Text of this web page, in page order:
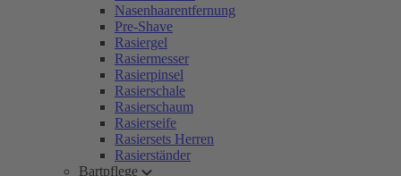
Nasenhaarentfernung
Pre-Shave
Rasiergel
Rasiermesser
Rasierpinsel
Rasierschale
Rasierschaum
Rasierseife
Rasiersets Herren
Rasierständer
Bartpflege